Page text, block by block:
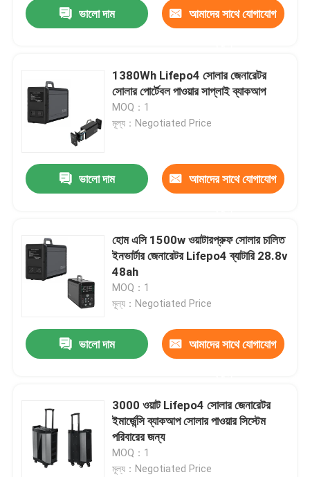
ভালো দাম আমাদের সাথে যোগাযোগ
1380Wh Lifepo4 সোলার জেনারেটর
সোলার পোর্টেবল পাওয়ার সাপ্লাই ব্যাকআপ
MOQ：1
মূল্য：Negotiated Price
ভালো দাম আমাদের সাথে যোগাযোগ
হোম এসি 1500w ওয়াটারপ্রুফ সোলার চালিত
ইনভার্টার জেনারেটর Lifepo4 ব্যাটারি 28.8v
48ah
MOQ：1
মূল্য：Negotiated Price
ভালো দাম আমাদের সাথে যোগাযোগ
3000 ওয়াট Lifepo4 সোলার জেনারেটর
ইমার্জেন্সি ব্যাকআপ সোলার পাওয়ার সিস্টেম
পরিবারের জন্য
MOQ：1
মূল্য：Negotiated Price